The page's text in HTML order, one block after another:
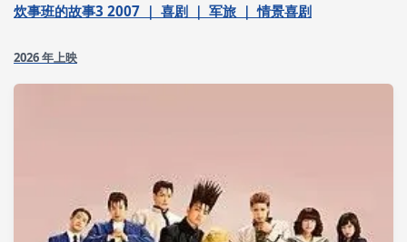
炊事班的故事3 2007 ｜ 喜剧 ｜ 军旅 ｜ 情景喜剧
2026 年上映